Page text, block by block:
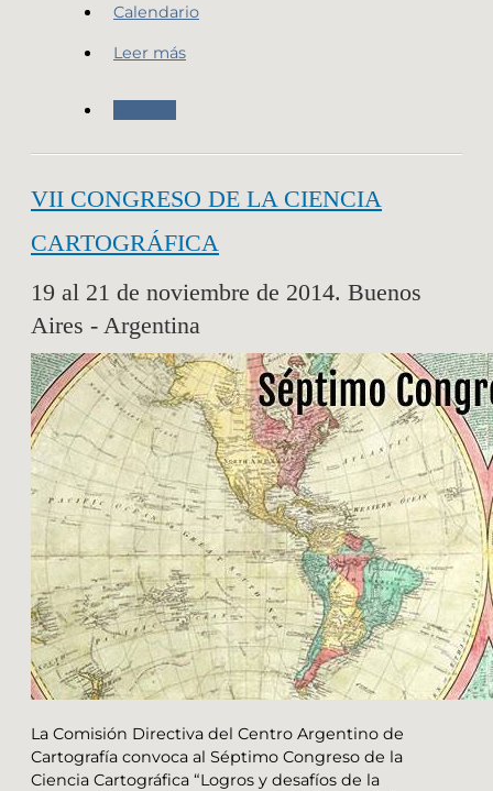
Calendario
Leer más
VII CONGRESO DE LA CIENCIA
CARTOGRÁFICA
19 al 21 de noviembre de 2014. Buenos
Aires - Argentina
La Comisión Directiva del Centro Argentino de
Cartografía convoca al Séptimo Congreso de la
Ciencia Cartográfica “Logros y desafíos de la